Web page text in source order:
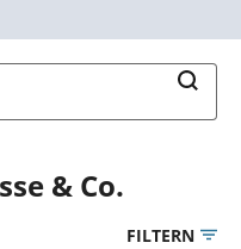
& Co.
FILTERN